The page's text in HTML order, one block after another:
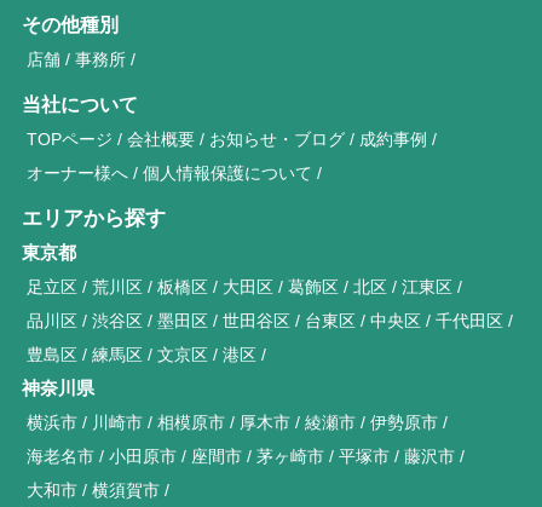
その他種別
店舗 事務所
当社について
TOPページ 会社概要 お知らせ・ブログ
成約事例
オーナー様へ
個人情報保護について
エリアから探す
東京都
足立区 荒川区 板橋区 大田区 葛飾区 北区
江東区
品川区
渋谷区 墨田区 世田谷区 台東区 中央区
千代田区
豊島区
練馬区 文京区 港区
神奈川県
横浜市 川崎市 相模原市 厚木市 綾瀬市
伊勢原市
海老名市
小田原市 座間市 茅ヶ崎市 平塚市
藤沢市
大和市
横須賀市